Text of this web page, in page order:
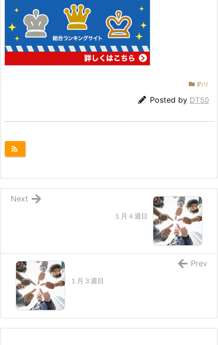
釣り
Posted by DT50
１月４週目
Next
１月３週目
Prev